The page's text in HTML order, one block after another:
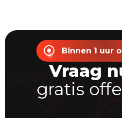
Binnen 1 uur
Vraag
gratis